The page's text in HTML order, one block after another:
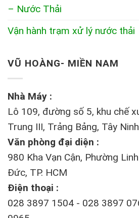
– Nước Thải
Vận hành trạm xử lý nước thải
VŨ HOÀNG- MIỀN NAM
Nhà Máy :
Lô 109, đường số 5, khu chế
Trung III, Trảng Bảng, Tây Ninh
Văn phòng đại diện :
980 Kha Vạn Cận, Phường
Đức, TP. HCM
Điện thoại :
028 3897 1504 - 028 3897